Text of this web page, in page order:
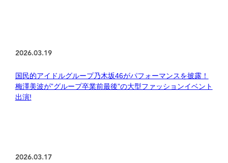
2026.03.19
国民的アイドルグループ乃木坂46がパフォーマンスを披露！
梅澤美波が”グループ卒業前最後”の大型ファッションイベント
出演!
2026.03.17